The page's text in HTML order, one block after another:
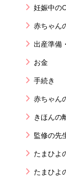
妊娠中の
赤ちゃん
出産準備
お金
手続き
赤ちゃん
きほんの
監修の先
たまひよ
たまひよ